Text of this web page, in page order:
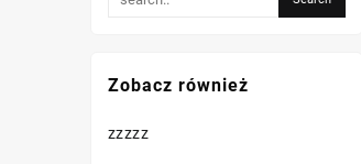
Zobacz również
zzzzz